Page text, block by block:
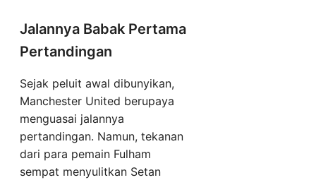
Jalannya Babak Pertama
Pertandingan
Sejak peluit awal dibunyikan,
Manchester United berupaya
menguasai jalannya
pertandingan. Namun, tekanan
dari para pemain Fulham
sempat menyulitkan Setan